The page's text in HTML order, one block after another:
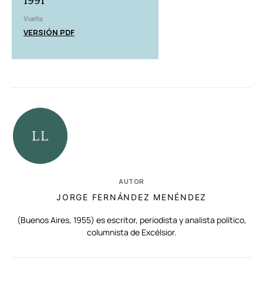
Vuelta
VERSIÓN PDF
AUTOR
JORGE FERNÁNDEZ MENÉNDEZ
(Buenos Aires, 1955) es escritor, periodista y analista político,
columnista de Excélsior.